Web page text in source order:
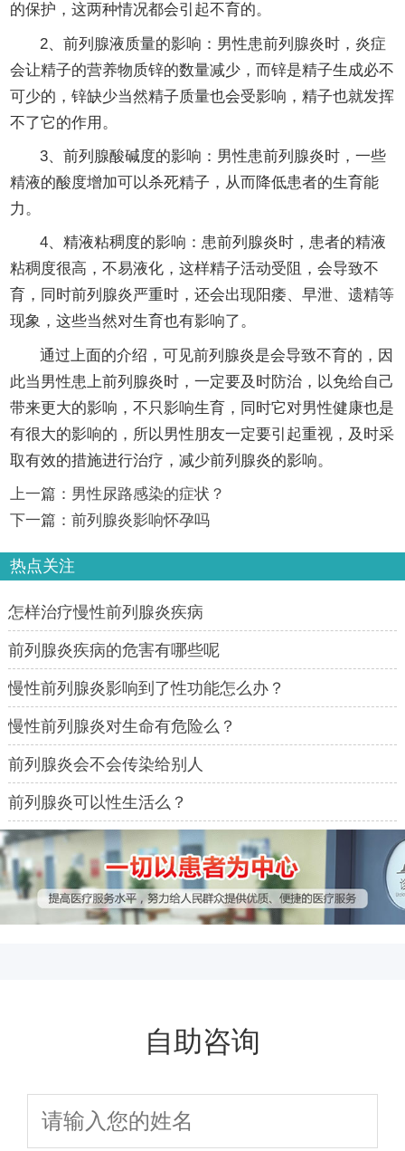
的保护，这两种情况都会引起不育的。
2、前列腺液质量的影响：男性患前列腺炎时，炎症
会让精子的营养物质锌的数量减少，而锌是精子生成必不
可少的，锌缺少当然精子质量也会受影响，精子也就发挥
不了它的作用。
3、前列腺酸碱度的影响：男性患前列腺炎时，一些
精液的酸度增加可以杀死精子，从而降低患者的生育能
力。
4、精液粘稠度的影响：患前列腺炎时，患者的精液
粘稠度很高，不易液化，这样精子活动受阻，会导致不
育，同时前列腺炎严重时，还会出现阳痿、早泄、遗精等
现象，这些当然对生育也有影响了。
通过上面的介绍，可见前列腺炎是会导致不育的，因
此当男性患上前列腺炎时，一定要及时防治，以免给自己
带来更大的影响，不只影响生育，同时它对男性健康也是
有很大的影响的，所以男性朋友一定要引起重视，及时采
取有效的措施进行治疗，减少前列腺炎的影响。
上一篇： 男性尿路感染的症状？
下一篇： 前列腺炎影响怀孕吗
热点关注
怎样治疗慢性前列腺炎疾病
前列腺炎疾病的危害有哪些呢
慢性前列腺炎影响到了性功能怎么办？
慢性前列腺炎对生命有危险么？
前列腺炎会不会传染给别人
前列腺炎可以性生活么？
自助咨询